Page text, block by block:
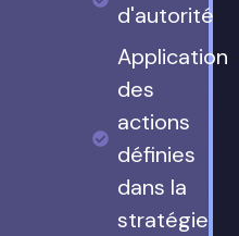
d'autorité
Application
des
actions
définies
dans la
stratégie